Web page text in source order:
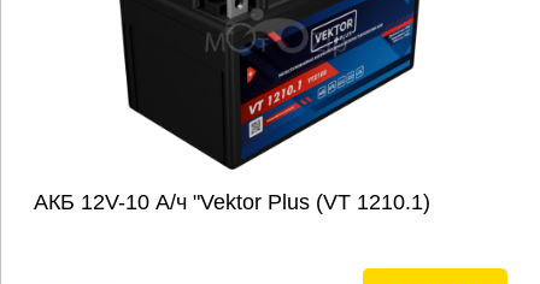
АКБ 12V-10 А/ч "Vektor Plus (VT 1210.1)